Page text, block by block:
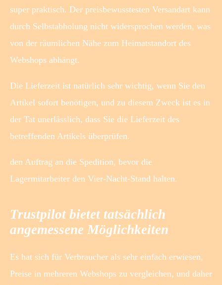
super praktisch. Der preisbewusstesten Versandart kann
durch Selbstabholung nicht widersprochen werden, was
von der räumlichen Nähe zum Heimatstandort des
Webshops abhängt.
Die Lieferzeit ist natürlich sehr wichtig, wenn Sie den
Artikel sofort benötigen, und zu diesem Zweck ist es in
der Tat unerlässlich, dass Sie die Lieferzeit des
betreffenden Artikels überprüfen.
den Auftrag an die Spedition, bevor die
Lagermitarbeiter den Vier-Nacht-Stand halten.
Trustpilot bietet tatsächlich
angemessene Möglichkeiten
Es hat sich für Verbraucher als sehr einfach erwiesen,
Preise in mehreren Webshops zu vergleichen, und daher